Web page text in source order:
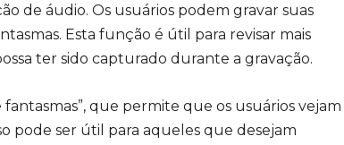
de áudio. Os usuários podem gravar suas
Esta função é útil para revisar mais
ter sido capturado durante a gravação.
que permite que os usuários vejam
pode ser útil para aqueles que desejam